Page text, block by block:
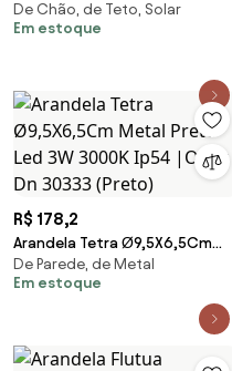
3000K Ip65 Solar
De Chão, de Teto, Solar
Em estoque
R$ 178,2
Arandela Tetra Ø9,5X6,5Cm
Metal Preto Led 3W 3000K Ip54
|Opus Dn 30333 (Preto)
De Parede, de Metal
Em estoque